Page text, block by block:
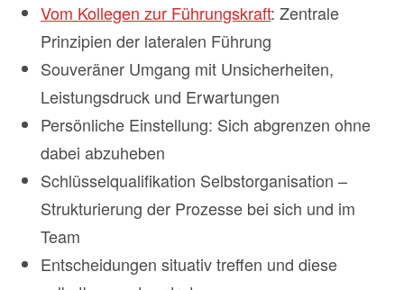
Vom Kollegen zur Führungskraft: Zentrale
Prinzipien der lateralen Führung
Souveräner Umgang mit Unsicherheiten,
Leistungsdruck und Erwartungen
Persönliche Einstellung: Sich abgrenzen ohne
dabei abzuheben
Schlüsselqualifikation Selbstorganisation –
Strukturierung der Prozesse bei sich und im
Team
Entscheidungen situativ treffen und diese